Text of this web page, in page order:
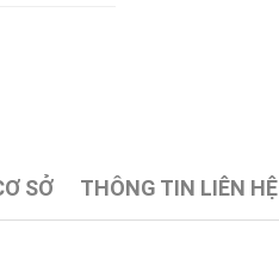
SỞ THÔNG TIN LIÊN HỆ